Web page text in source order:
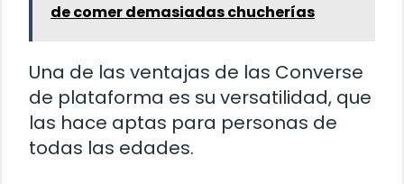
de comer demasiadas chucherías
Una de las ventajas de las Converse
de plataforma es su versatilidad, que
las hace aptas para personas de
todas las edades.